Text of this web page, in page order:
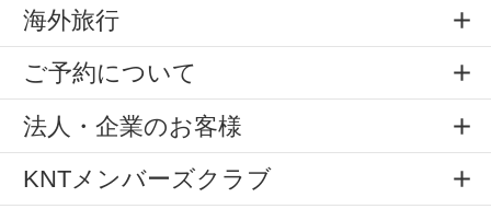
海外旅行
ご予約について
法人・企業のお客様
KNTメンバーズクラブ